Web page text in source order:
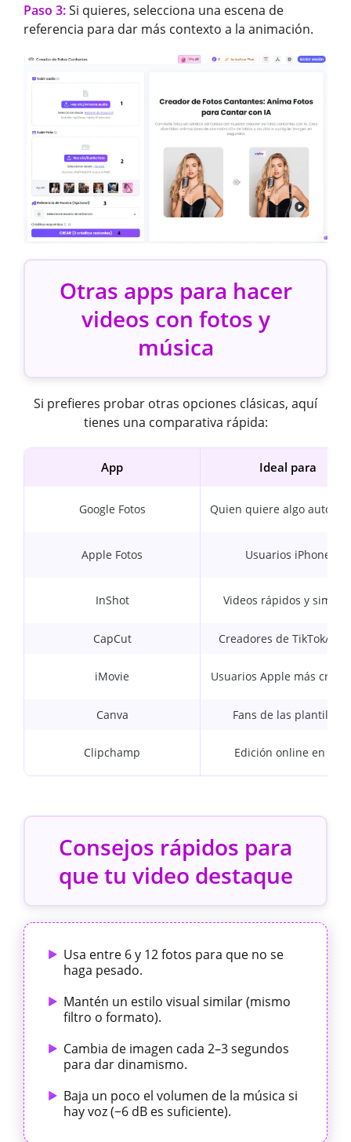
Paso 3:Si quieres, selecciona una escena de
referencia para dar más contexto a la animación.
Otras apps para hacer
videos con fotos y
música
Si prefieres probar otras opciones clásicas, aquí
tienes una comparativa rápida:
App Ideal para
Google Fotos Quien quiere algo
Apple Fotos Usuarios iPhone
InShot Videos rápidos y
CapCut Creadores de TikTok/
iMovie Usuarios Apple más
Canva Fans de las plantillas
Clipchamp Edición online en PC
Consejos rápidos para
que tu video destaque
Usa entre 6 y 12 fotos para que no se
haga pesado.
Mantén un estilo visual similar (mismo
filtro o formato).
Cambia de imagen cada 2–3 segundos
para dar dinamismo.
Baja un poco el volumen de la música si
hay voz (−6 dB es suficiente).